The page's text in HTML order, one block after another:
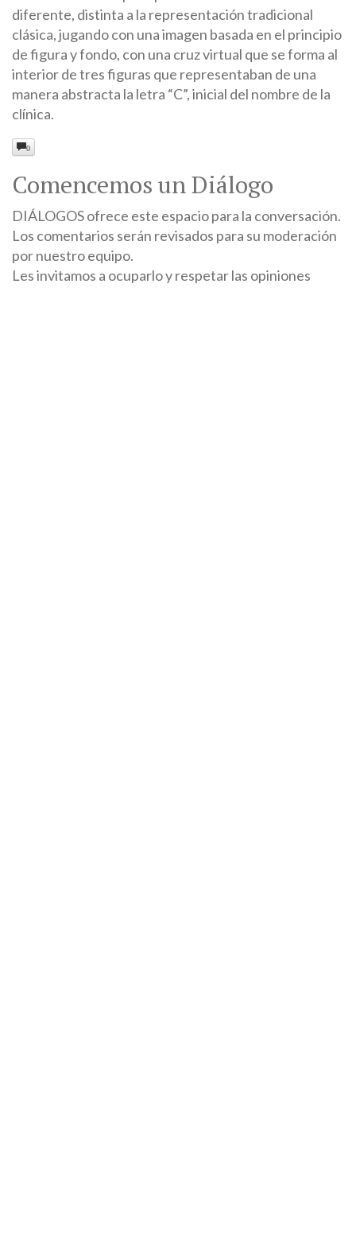
diferente, distinta a la representación tradicional
clásica, jugando con una imagen basada en el principio
de figura y fondo, con una cruz virtual que se forma al
interior de tres figuras que representaban de una
manera abstracta la letra “C”, inicial del nombre de la
clínica.
0
Comencemos un Diálogo
DIÁLOGOS ofrece este espacio para la conversación.
Los comentarios serán revisados para su moderación
por nuestro equipo.
Les invitamos a ocuparlo y respetar las opiniones